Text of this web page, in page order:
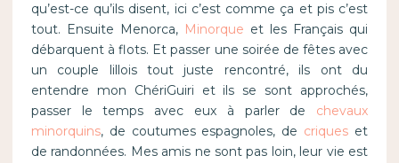
qu’est-ce qu’ils disent, ici c’est comme ça et pis c’est
tout. Ensuite Menorca, Minorque et les Français qui
débarquent à flots. Et passer une soirée de fêtes avec
un couple lillois tout juste rencontré, ils ont du
entendre mon ChériGuiri et ils se sont approchés,
passer le temps avec eux à parler de chevaux
minorquins, de coutumes espagnoles, de criques et
de randonnées. Mes amis ne sont pas loin, leur vie est